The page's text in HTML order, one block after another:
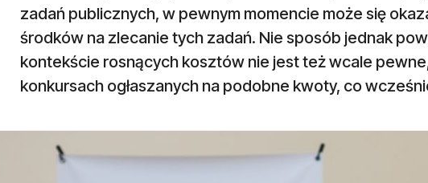
zadań publicznych, w pewnym momencie może się
środków na zlecanie tych zadań. Nie sposób jednak
kontekście rosnących kosztów nie jest też wcale
konkursach ogłaszanych na podobne kwoty, co